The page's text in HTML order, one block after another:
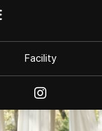
Facility